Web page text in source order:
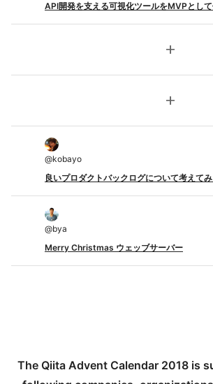
API開発を支える可視化ツールをMVPとし
add
add
@kobayo
良いプロダクトバックログについて考えて
@bya
Merry Christmas ウェッブサーバー
The Qiita Advent Calendar 2018 is